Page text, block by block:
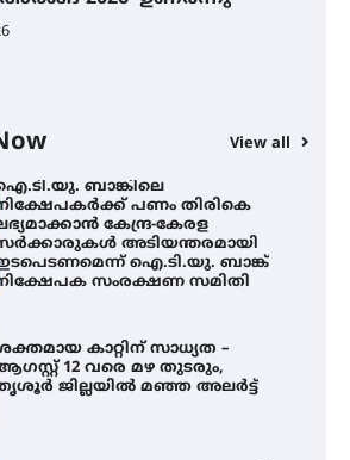
View all
ബാങ്കിലെ
പണം തിരികെ
കേന്ദ്ര-കേരള
അടിയന്തരമായി
ഐ.ടി.യു. ബാങ്ക്
സംരക്ഷണ സമിതി
കാറ്റിന് സാധ്യത –
12 വരെ മഴ തുടരും,
ജില്ലയിൽ മഞ്ഞ അലർട്ട്